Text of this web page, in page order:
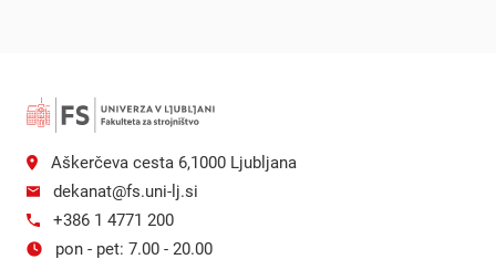
Aškerčeva cesta 6,1000 Ljubljana
dekanat@fs.uni-lj.si
+386 1 4771 200
pon - pet: 7.00 - 20.00